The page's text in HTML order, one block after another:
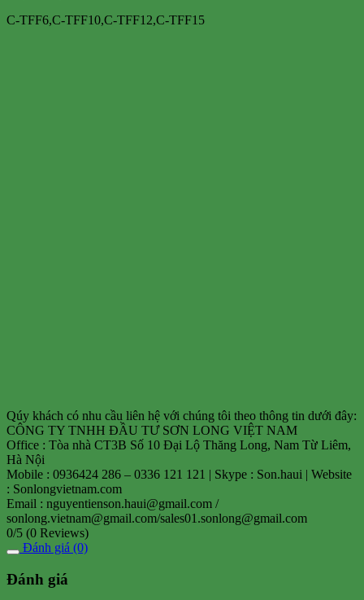
C-TFF6,C-TFF10,C-TFF12,C-TFF15
Qúy khách có nhu cầu liên hệ với chúng tôi theo thông tin dưới đây:
CÔNG TY TNHH ĐẦU TƯ SƠN LONG VIỆT NAM
Office : Tòa nhà CT3B Số 10 Đại Lộ Thăng Long, Nam Từ Liêm,
Hà Nội
Mobile : 0936424 286 – 0336 121 121 | Skype : Son.haui | Website
: Sonlongvietnam.com
Email : nguyentienson.haui@gmail.com /
sonlong.vietnam@gmail.com/sales01.sonlong@gmail.com
0/5 (0 Reviews)
Đánh giá (0)
Đánh giá